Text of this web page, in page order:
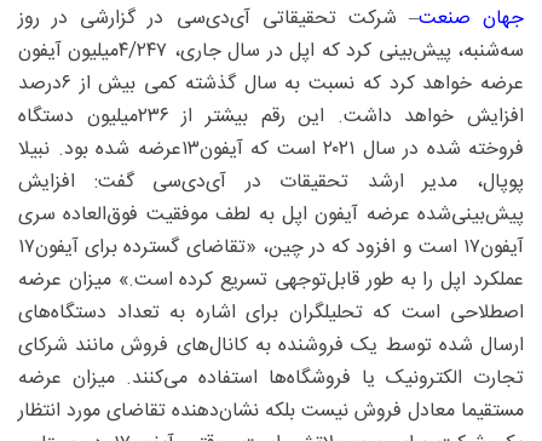
جهان صنعت– شرکت تحقیقاتی آی‌دی‌سی در گزارشی در روز
سه‌شنبه، پیش‌بینی کرد که اپل در سال جاری، ۴/‌‌۲۴۷‌میلیون آیفون
عرضه خواهد کرد که نسبت به سال گذشته کمی بیش از ۶‌درصد
افزایش خواهد داشت. این رقم بیشتر از ۲۳۶‌میلیون دستگاه
فروخته شده در سال ۲۰۲۱ است که آیفون۱۳عرضه شده بود. نبیلا
پوپال، مدیر ارشد تحقیقات در آی‌دی‌سی گفت: افزایش
پیش‌بینی‌شده عرضه آیفون اپل به لطف موفقیت فوق‌العاده سری
آیفون۱۷ است و افزود که در چین، «تقاضای گسترده برای آیفون۱۷
عملکرد اپل را به طور قابل‌توجهی تسریع کرده است.» میزان عرضه
اصطلاحی است که تحلیلگران برای اشاره به تعداد دستگاه‌های
ارسال‌ شده توسط یک فروشنده به کانال‌های فروش مانند شرکای
تجارت الکترونیک یا فروشگاه‌ها استفاده می‌کنند. میزان عرضه
مستقیما معادل فروش نیست بلکه نشان‌دهنده تقاضای مورد انتظار